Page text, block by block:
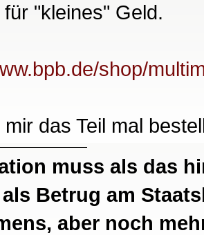
"kleines" Geld.
shop/
das Teil mal
muss als das
Betrug am
aber noch